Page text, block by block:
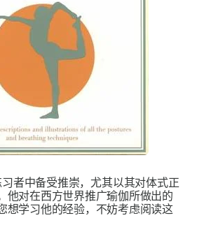
习者中备受推崇，尤其以其对体式正
他对在西方世界推广瑜伽所做出的
想学习他的经验，不妨考虑阅读这